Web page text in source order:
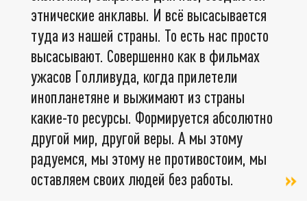
этнические анклавы. И всё высасывается
туда из нашей страны. То есть нас просто
высасывают. Совершенно как в фильмах
ужасов Голливуда, когда прилетели
инопланетяне и выжимают из страны
какие-то ресурсы. Формируется абсолютно
другой мир, другой веры. А мы этому
радуемся, мы этому не противостоим, мы
оставляем своих людей без работы.